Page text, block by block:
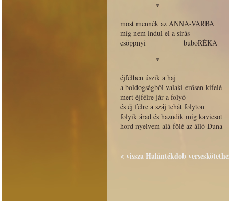
*
most mennék az ANNA-VÁRBA
míg nem indul el a sírás
csöppnyi buboRÉKA
*
éjfélben úszik a haj
a boldogságból valaki erősen kifelé
mert éjfélre jár a folyó
és éj félre a száj tehát folyton
folyik árad és hazudik míg kavicsot
hord nyelvem alá-fölé az álló Duna
< vissza Halántékdob